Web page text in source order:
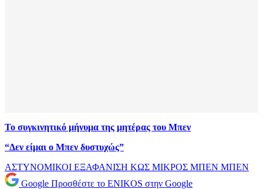
Το συγκινητικό μήνυμα της μητέρας του Μπεν
“Δεν είμαι ο Μπεν δυστυχώς”
ΑΣΤΥΝΟΜΙΚΟΙ ΕΞΑΦΑΝΙΣΗ ΚΩΣ ΜΙΚΡΟΣ ΜΠΕΝ ΜΠΕΝ
Google Προσθέστε το ENIKOS στην Google